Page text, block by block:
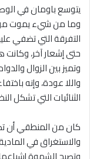
يتوسع باومان في
وما من شيء يموت
التفرقة التي تضفي
حتى إشعار آخر،
وتميز بين الزوال
واللا عودة، وإنه
الثنائيات التي تشكل
كان من المنطقي أن
والاستغراق في